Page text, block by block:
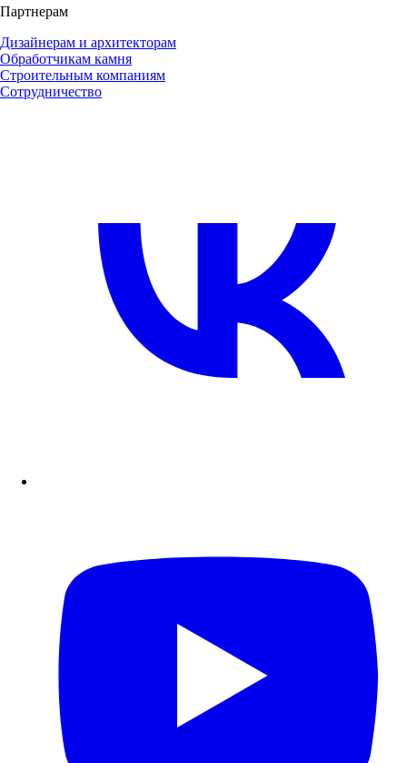
Партнерам
Дизайнерам и архитекторам
Обработчикам камня
Строительным компаниям
Сотрудничество